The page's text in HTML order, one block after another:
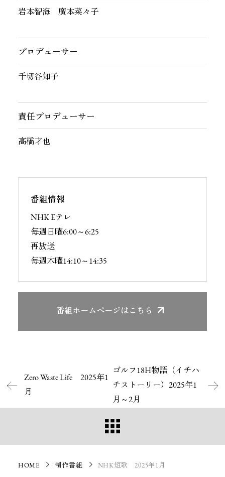
岩本智海 廣本菜々子
プロデューサー
千切谷知子
責任プロデューサー
高橋才也
番組情報
NHK Eテレ
毎週日曜6:00～6:25
再放送
毎週木曜14:10～14:35
番組ホームページ はこちら
Zero Waste Life 2025年1
月
ゴルフ18H物語（イチハ
チストーリー）2025年1
月～2月
HOME 制作番組 NHK短歌 2025年1月